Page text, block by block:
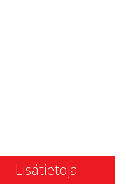
Lisätietoja